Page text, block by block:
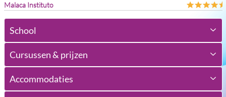
Malaca Instituto
School
Cursussen & prijzen
Accommodaties